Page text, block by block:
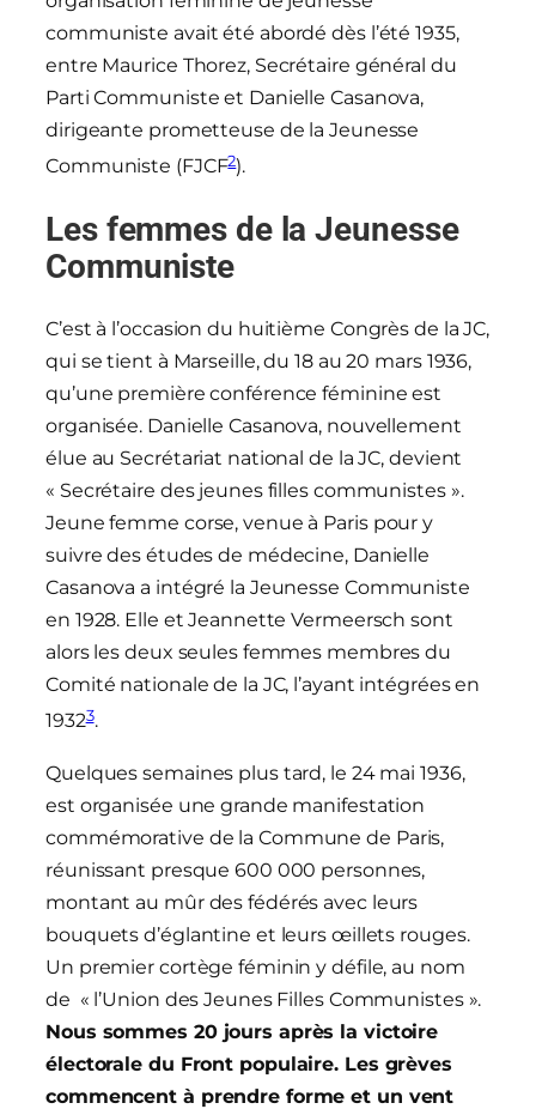
communiste avait été abordé dès l’été 1935,
entre Maurice Thorez, Secrétaire général du
Parti Communiste et Danielle Casanova,
dirigeante prometteuse de la Jeunesse
Communiste (FJCF2).
Les femmes de la Jeunesse
Communiste
C’est à l’occasion du huitième Congrès de la JC,
qui se tient à Marseille, du 18 au 20 mars 1936,
qu’une première conférence féminine est
organisée. Danielle Casanova, nouvellement
élue au Secrétariat national de la JC, devient
« Secrétaire des jeunes filles communistes ».
Jeune femme corse, venue à Paris pour y
suivre des études de médecine, Danielle
Casanova a intégré la Jeunesse Communiste
en 1928. Elle et Jeannette Vermeersch sont
alors les deux seules femmes membres du
Comité nationale de la JC, l’ayant intégrées en
19323.
Quelques semaines plus tard, le 24 mai 1936,
est organisée une grande manifestation
commémorative de la Commune de Paris,
réunissant presque 600 000 personnes,
montant au mûr des fédérés avec leurs
bouquets d’églantine et leurs œillets rouges.
Un premier cortège féminin y défile, au nom
de « l’Union des Jeunes Filles Communistes ».
Nous sommes 20 jours après la victoire
électorale du Front populaire. Les grèves
commencent à prendre forme et un vent